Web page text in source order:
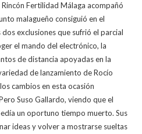
Fertilidad Málaga acompañó
malagueño consiguió en el
exclusiones que sufrió el parcial
el mando del electrónico, la
de distancia apoyadas en la
de lanzamiento de Rocío
cambios en esta ocasión
Suso Gallardo, viendo que el
un oportuno tiempo muerto. Sus
ideas y volver a mostrarse sueltas